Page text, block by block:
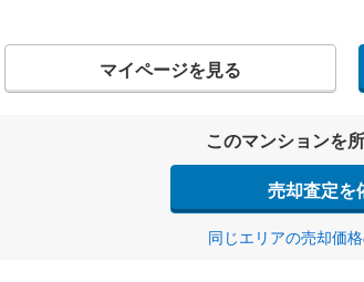
マイページを見る
このマンションを
売却査定を
同じエリアの売却価